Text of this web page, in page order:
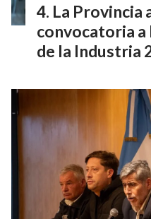
La Provincia
convocatoria a
de la Industria